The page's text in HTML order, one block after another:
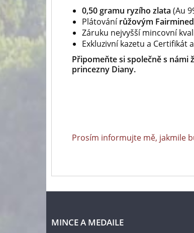
0,50 gramu ryzího zlata (Au
Plátovánírůžovým Fairmined
Záruku nejvyšší mincovní
Exkluzivní kazetu a Certifikát
Připomeňte si společně s
princezny Diany.
Prosím informujte mě, jakmile
MINCE A MEDAILE